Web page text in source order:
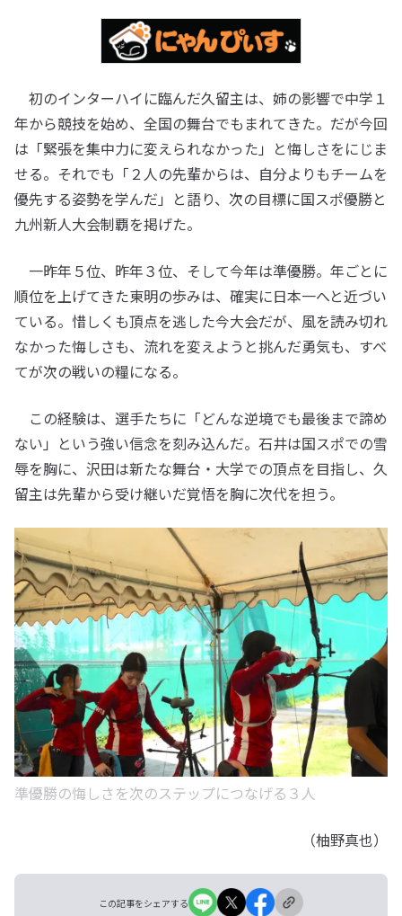
初のインターハイに臨んだ久留主は、姉の影響で中学１
年から競技を始め、全国の舞台でもまれてきた。だが今回
は「緊張を集中力に変えられなかった」と悔しさをにじま
せる。それでも「２人の先輩からは、自分よりもチームを
優先する姿勢を学んだ」と語り、次の目標に国スポ優勝と
九州新人大会制覇を掲げた。
一昨年５位、昨年３位、そして今年は準優勝。年ごとに
順位を上げてきた東明の歩みは、確実に日本一へと近づい
ている。惜しくも頂点を逃した今大会だが、風を読み切れ
なかった悔しさも、流れを変えようと挑んだ勇気も、すべ
てが次の戦いの糧になる。
この経験は、選手たちに「どんな逆境でも最後まで諦め
ない」という強い信念を刻み込んだ。石井は国スポでの雪
辱を胸に、沢田は新たな舞台・大学での頂点を目指し、久
留主は先輩から受け継いだ覚悟を胸に次代を担う。
準優勝の悔しさを次のステップにつなげる３人
（柚野真也）
この記事をシェアする